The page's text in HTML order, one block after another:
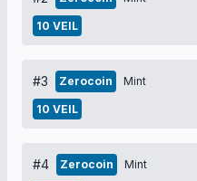
10 VEIL
#3 Zerocoin Mint
10 VEIL
#4 Zerocoin Mint